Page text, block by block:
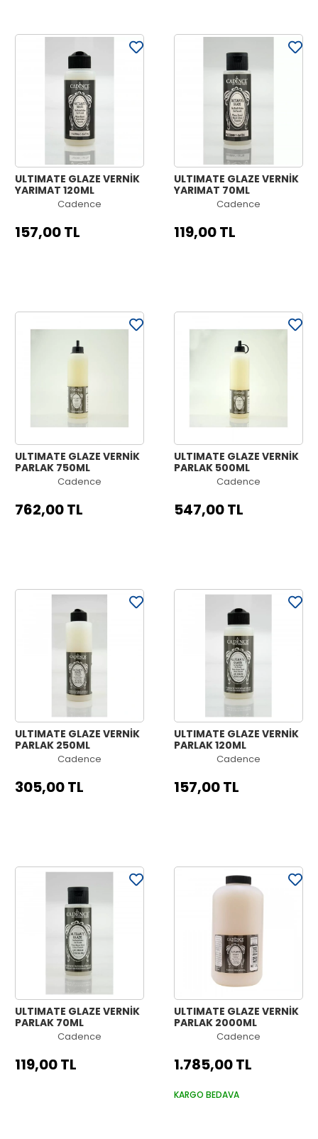
ULTIMATE GLAZE VERNİK
YARIMAT 120ML
Cadence
157,00 TL
ULTIMATE GLAZE VERNİK
YARIMAT 70ML
Cadence
119,00 TL
ULTIMATE GLAZE VERNİK
PARLAK 750ML
Cadence
762,00 TL
ULTIMATE GLAZE VERNİK
PARLAK 500ML
Cadence
547,00 TL
ULTIMATE GLAZE VERNİK
PARLAK 250ML
Cadence
305,00 TL
ULTIMATE GLAZE VERNİK
PARLAK 120ML
Cadence
157,00 TL
ULTIMATE GLAZE VERNİK
PARLAK 70ML
Cadence
119,00 TL
ULTIMATE GLAZE VERNİK
PARLAK 2000ML
Cadence
1.785,00 TL
KARGO BEDAVA